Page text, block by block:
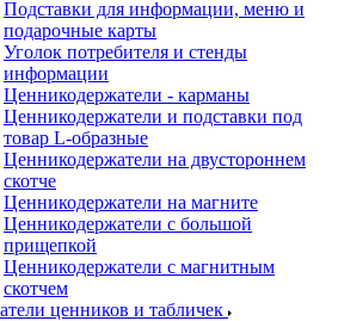
Подставки для информации, меню и
подарочные карты
Уголок потребителя и стенды
информации
Ценникодержатели - карманы
Ценникодержатели и подставки под
товар L-образные
Ценникодержатели на двустороннем
скотче
Ценникодержатели на магните
Ценникодержатели с большой
прищепкой
Ценникодержатели с магнитным
скотчем
ценников и табличек